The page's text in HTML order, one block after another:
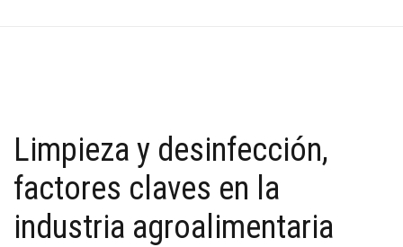
Limpieza y desinfección,
factores claves en la
industria agroalimentaria